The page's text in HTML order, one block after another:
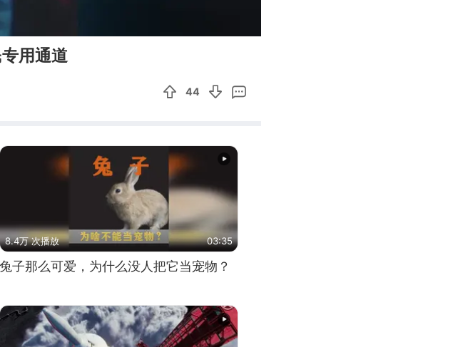
用通道
44
8.4万 次播放 03:35
兔子那么可爱，为什么没人把它当宠物？